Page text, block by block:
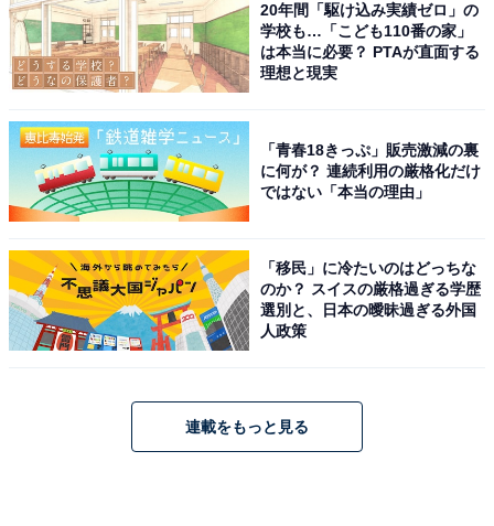
20年間「駆け込み実績ゼロ」の
学校も…「こども110番の家」
は本当に必要？ PTAが直面する
理想と現実
「青春18きっぷ」販売激減の裏
に何が？ 連続利用の厳格化だけ
ではない「本当の理由」
「移民」に冷たいのはどっちな
のか？ スイスの厳格過ぎる学歴
選別と、日本の曖昧過ぎる外国
人政策
連載をもっと見る